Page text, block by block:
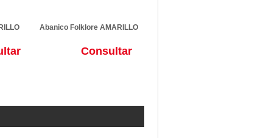
Abanico Folklore AMARILLO
Consultar